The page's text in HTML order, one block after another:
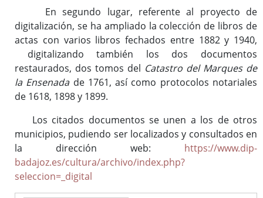
Gestión Documental
Biblioteca auxiliar
Publicaciones
Portal de Archivo
Biblioteca Auxiliar
Archivo digital
Boletín Oficial de la Provincia de Badajoz (desde 1835)
Histórico de diputados
Solicitud de información
En segundo lugar, referente al proyecto de
digitalización, se ha ampliado la colección de libros de
actas con varios libros fechados entre 1882 y 1940,
digitalizando también los dos documentos
restaurados, dos tomos del Catastro del Marques de
la Ensenadade 1761, así como protocolos notariales
de 1618, 1898 y 1899.
Los citados documentos se unen a los de otros
municipios, pudiendo ser localizados y consultados en
la dirección web: https://www.dip-
badajoz.es/cultura/archivo/index.php?
seleccion=_digital